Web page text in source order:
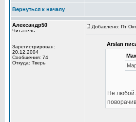
Вернуться к началу
Александр50
Читатель
Зарегистрирован:
20.12.2004
Сообщения: 74
Откуда: Тверь
Добавлено: Пт
Arslan
Не